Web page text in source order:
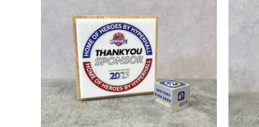
Thông tin chi tiết về Cúp thể